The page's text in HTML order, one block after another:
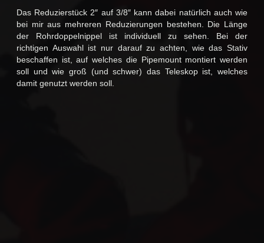
Das Reduzierstück 2″ auf 3/8″ kann dabei natürlich auch wie
bei mir aus mehreren Reduzierungen bestehen. Die Länge
der Rohrdoppelnippel ist individuell zu sehen. Bei der
richtigen Auswahl ist nur darauf zu achten, wie das Stativ
beschaffen ist, auf welches die Pipemount montiert werden
soll und wie groß (und schwer) das Teleskop ist, welches
damit genutzt werden soll.